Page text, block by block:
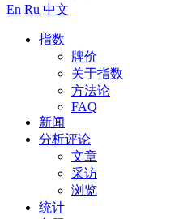
En Ru 中文
指数
牌价
关于指数
方法论
FAQ
新闻
分析评论
文章
采访
浏览
统计